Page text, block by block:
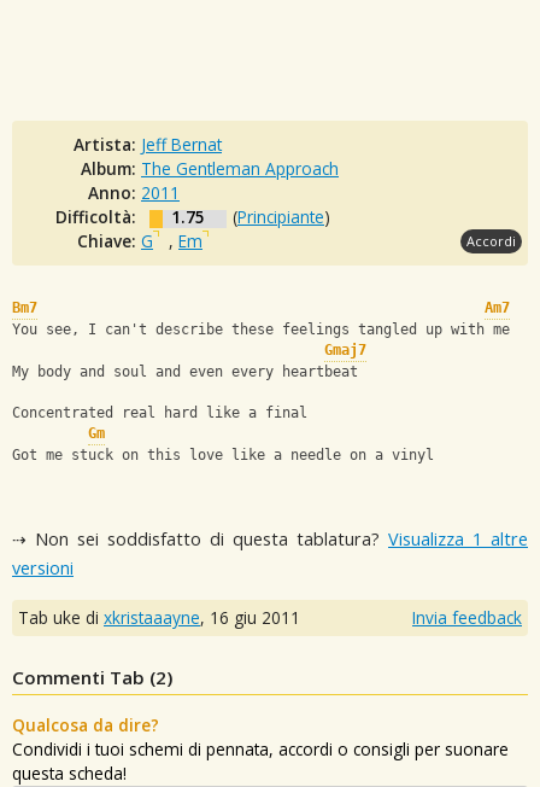
Artista: Jeff Bernat
Album: The Gentleman Approach
Anno: 2011
Difficoltà:
1.75 (Principiante)
Chiave: G , Em Accordi
Bm7
Am7
You see, I can't describe these feelings tangled up with me
Gmaj7
My body and soul and even every heartbeat
Concentrated real hard like a final
Gm
Got me stuck on this love like a needle on a vinyl
⇢ Non sei soddisfatto di questa tablatura? Visualizza 1 altre
versioni
Tab uke di xkristaaayne, 16 giu 2011 Invia feedback
Commenti Tab (2)
Qualcosa da dire?
Condividi i tuoi schemi di pennata, accordi o consigli per suonare
questa scheda!